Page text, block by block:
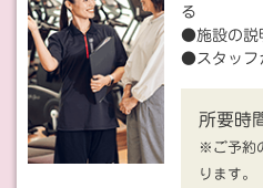
る
●施設の説
●スタッフ
所要時
※ご予約
ります。